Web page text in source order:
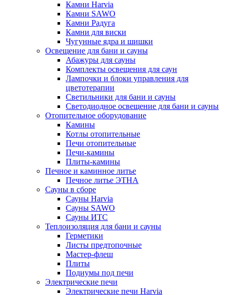
Камни Harvia
Камни SAWO
Камни Радуга
Камни для виски
Чугунные ядра и шишки
Освещение для бани и сауны
Абажуры для сауны
Комплекты освещения для саун
Лампочки и блоки управления для
цветотерапии
Светильники для бани и сауны
Светодиодное освещение для бани и сауны
Отопительное оборудование
Камины
Котлы отопительные
Печи отопительные
Печи-камины
Плиты-камины
Печное и каминное литье
Печное литье ЭТНА
Сауны в сборе
Cауны Harvia
Сауны SAWO
Сауны ИТС
Теплоизоляция для бани и сауны
Герметики
Листы предтопочные
Мастер-флеш
Плиты
Подиумы под печи
Электрические печи
Электрические печи Harvia